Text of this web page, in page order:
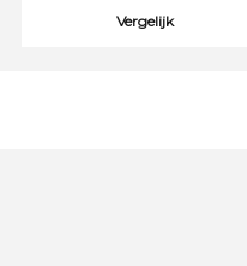
Vergelijk